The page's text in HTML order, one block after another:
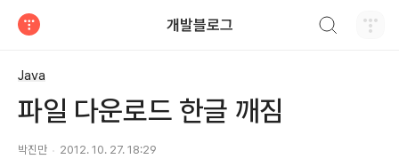
개발블로그
Java
파일 다운로드 한글 깨짐
박진만 2012. 10. 27. 18:29